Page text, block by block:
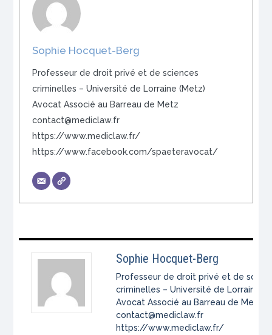
Sophie Hocquet-Berg
Professeur de droit privé et de sciences
criminelles – Université de Lorraine (Metz)
Avocat Associé au Barreau de Metz
contact@mediclaw.fr
https://www.mediclaw.fr/
https://www.facebook.com/spaeteravocat/
Sophie Hocquet-Berg
Professeur de droit privé et de
criminelles – Université de Lorraine
Avocat Associé au Barreau de Metz
contact@mediclaw.fr
https://www.mediclaw.fr/